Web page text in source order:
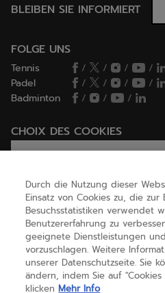
BLEIBEN SIE INFORMIERT
FOLGE UNS
Tennis / / /
/
Padel
/ / /
/
Badminton
/ / /
CHOIX DES COOKIES
HILFE
ÜBER UNS
Durch die Nutzung dieser
Einsatz von Cookies zu, die zur
Besuchsstatistiken verwendet
Benutzererfahrung zu
geeignete Dienstleistungen
vorzuschlagen. Weitere
unserer Datenschutzseite. Sie
ändern, indem Sie auf
klicken Mehr Info